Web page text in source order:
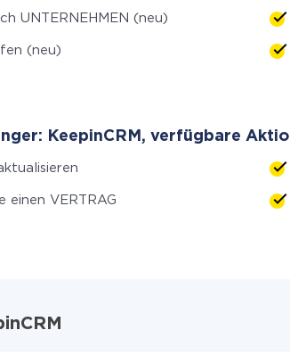
UNTERNEHMEN (neu)
(neu)
KeepinCRM, verfügbare
einen VERTRAG